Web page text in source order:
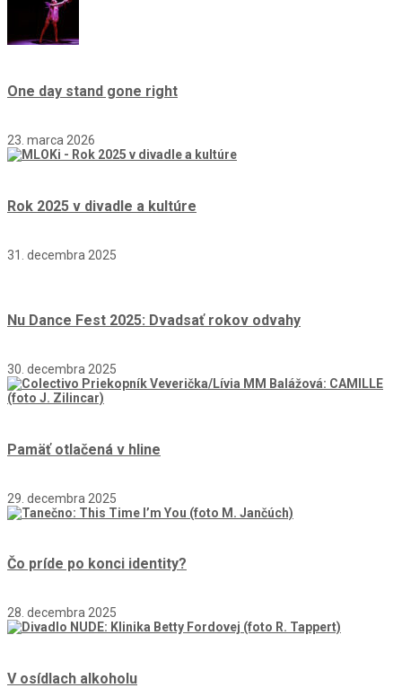
One day stand gone right
23. marca 2026
Rok 2025 v divadle a kultúre
31. decembra 2025
Nu Dance Fest 2025: Dvadsať rokov odvahy
30. decembra 2025
Pamäť otlačená v hline
29. decembra 2025
Čo príde po konci identity?
28. decembra 2025
V osídlach alkoholu